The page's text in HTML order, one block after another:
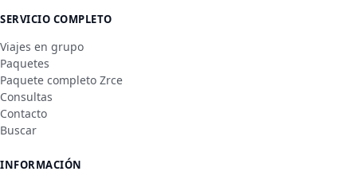
SERVICIO COMPLETO
Viajes en grupo
Paquetes
Paquete completo Zrce
Consultas
Contacto
Buscar
INFORMACIÓN